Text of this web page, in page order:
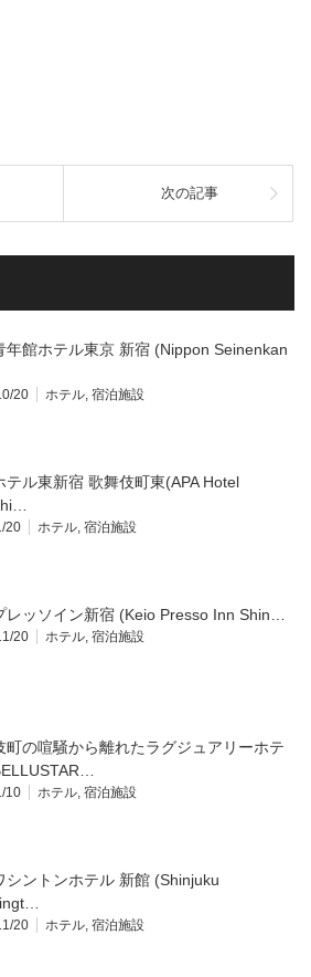
次の記事
年館ホテル東京 新宿 (Nippon Seinenkan
20 ホテル, 宿泊施設
テル東新宿 歌舞伎町東(APA Hotel
20 ホテル, 宿泊施設
レッソイン新宿 (Keio Presso Inn Shin…
20 ホテル, 宿泊施設
町の喧騒から離れたラグジュアリーホテ
10 ホテル, 宿泊施設
シントンホテル 新館 (Shinjuku
20 ホテル, 宿泊施設